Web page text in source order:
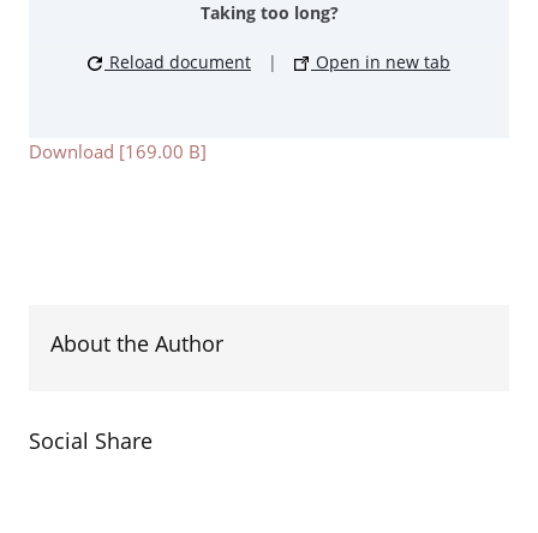
Taking too long?
Reload document | Open in new tab
Download [169.00 B]
About the Author
Social Share